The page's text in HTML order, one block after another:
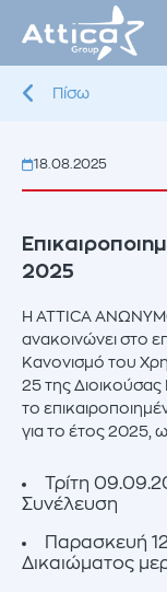
Πίσω
18.08.2025
2025
Η ATTICA
ανακοινώνει στο
Κανονισμό του
25 της
το
για το έτος 2025,
Τρίτη
Συνέλευση
Παρασκευή
Δικαιώματος